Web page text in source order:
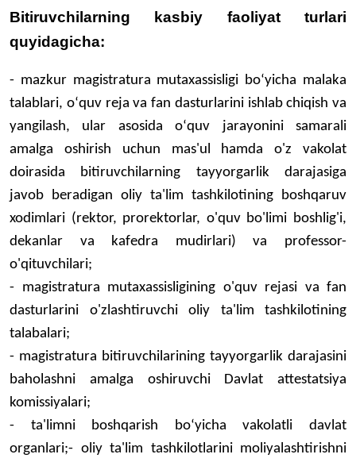
Bitiruvchilarning kasbiy faоliyat turlari
quyidagicha:
- mazkur magistratura mutaxassisligi boʻyicha malaka
talablari, oʻquv reja va fan dasturlarini ishlab chiqish va
yangilash, ular asosida oʻquv jarayonini samarali
amalga oshirish uchun mas'ul hamda o'z vakolat
doirasida bitiruvchilarning tayyorgarlik darajasiga
javob beradigan oliy ta'lim tashkilotining boshqaruv
xodimlari (rektor, prorektorlar, o'quv bo'limi boshlig'i,
dekanlar va kafedra mudirlari) va professor-
o'qituvchilari;
- magistratura mutaxassisligining o'quv rejasi va fan
dasturlarini o'zlashtiruvchi oliy ta'lim tashkilotining
talabalari;
- magistratura bitiruvchilarining tayyorgarlik darajasini
baholashni amalga oshiruvchi Davlat attestatsiya
komissiyalari;
- ta'limni boshqarish boʻyicha vakolatli davlat
organlari;- oliy ta'lim tashkilotlarini moliyalashtirishni